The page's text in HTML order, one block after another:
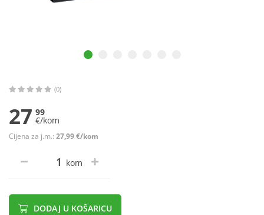
(0)
27 99
€/kom
Cijena za j.m.: 27,99 €/kom
kom
DODAJ U KOŠARICU